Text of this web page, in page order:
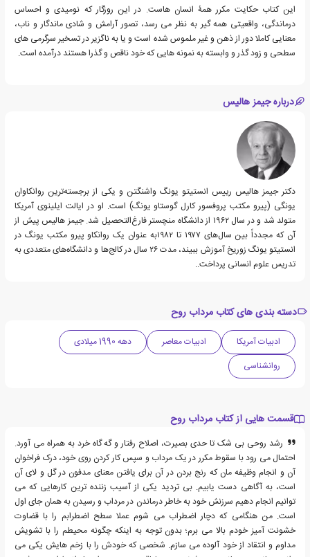
این کتاب حکایت مکرر همۀ انسان هاست. در این روزگار که نومیدی و احساس
درماندگی، واقعیتی همه گیر به نظر می رسد، تصور آرامش و شادی ماندگار و ناب،
معنایی کاملا دور از ذهن و غیر ملموس شده است و یا به ناگزیر در تسخیر سرگرمی های
سطحی و زود گذر و وابسته به نمونه هایی که خود ناقص و گذرا هستند درآمده است.
درباره جیمز هالیس
دکتر جیمز هالیس رییس انستیتو یونگ واشنگتن و یکی از برجسته‌ترین روانکاوان
یونگی (پیرو مکتب پروفسور کارل گوستاو یونگ) است. او در ایالت ایلینوی آمریکا
متولد شد و در سال ۱۹۶۲ از دانشگاه منچستر فارغ‌التحصیل شد. جیمز هالیس پیش از
آن که مجدداً بین سال‌های ۱۹۷۷ تا ۱۹۸۲به عنوان یک روانکاو پیرو مکتب یونگ در
انستیتو یونگ زوریخ آموزش ببیند، مدت ۲۶ سال در کالج‌ها و دانشگاه‌های متعددی به
تدریس علوم انسانی پرداخت..
دسته بندی های کتاب مرداب روح
ادبیات آمریکا ادبیات معاصر
دهه 1990 میلادی
روانشناسی
قسمت هایی از کتاب مرداب روح
رشد روحی بی شک تا حدی بصیرت، اصلاح رفتار و گه گاه خرد به همراه می آورد.
احتمال می رود با سقوط مکرر در یک مرداب و سپس کار کردن روی خود، درک فراخوان
آن و انجام وظیفه مان که رنج بردن در آن برای یافتن معنای مدفون در گل و لای آن
است، به آگاهی دست یابیم. بی تردید یکی از آسیب زننده ترین کارهایی که می
توانیم انجام دهیم سرزنش خود به خاطر درماندن در مرداب و رسیدن به همان جای اول
است. من هنگامی که دچار اضطراب می شوم عملا سطح اضطرابم را با قضاوت
خشونت آمیز خودم بالا می برم؛ بدون توجه به اینکه چگونه محیطم را با تشویش
مداوم و انتقاد از خود آلوده می سازم. شخصی که خودش را با زخم هایش یکی می